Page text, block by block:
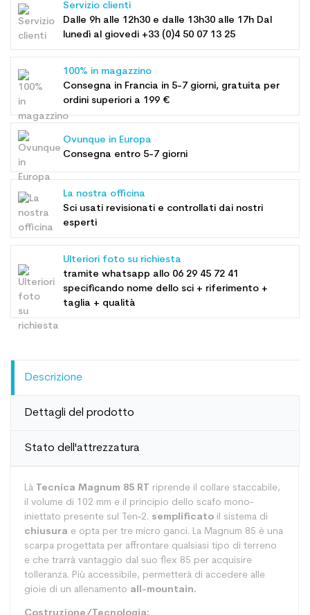
Servizio clienti
Dalle 9h alle 12h30 e dalle 13h30 alle 17h Dal
lunedì al giovedi +33 (0)4 50 07 13 25
100% in magazzino
Consegna in Francia in 5-7 giorni, gratuita per
ordini superiori a 199 €
Ovunque in Europa
Consegna entro 5-7 giorni
La nostra officina
Sci usati revisionati e controllati dai nostri
esperti
Ulteriori foto su richiesta
tramite whatsapp allo 06 29 45 72 41
specificando nome dello sci + riferimento +
taglia + qualità
Descrizione
Dettagli del prodotto
Stato dell'attrezzatura
Là Tecnica Magnum 85 RT riprende il collare staccabile,
il volume di 102 mm e il principio dello scafo mono-
iniettato presente sul Ten-2. semplificato il sistema di
chiusura e opta per tre micro ganci. La Magnum 85 è una
scarpa progettata per affrontare qualsiasi tipo di terreno
e che trarrà vantaggio dal suo flex 85 per acquisire
tolleranza. Più accessibile, permetterà di accedere alle
gioie di un allenamento all-mountain.